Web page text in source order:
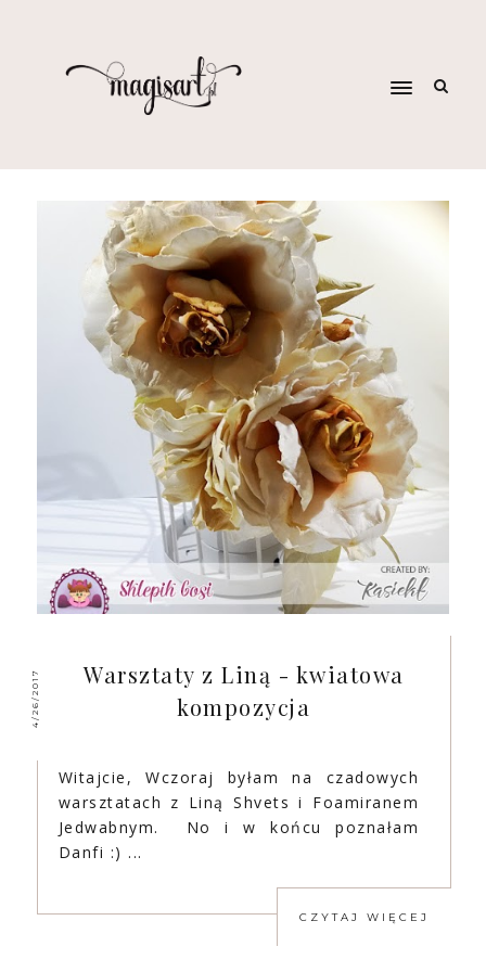
4/26/2017
Warsztaty z Liną - kwiatowa
kompozycja
Witajcie, Wczoraj byłam na czadowych
warsztatach z Liną Shvets i Foamiranem
Jedwabnym. No i w końcu poznałam
Danfi :) ...
CZYTAJ WIĘCEJ